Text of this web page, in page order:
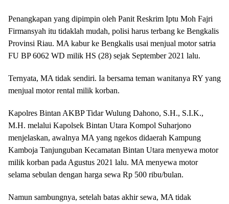
Penangkapan yang dipimpin oleh Panit Reskrim Iptu Moh Fajri
Firmansyah itu tidaklah mudah, polisi harus terbang ke Bengkalis
Provinsi Riau. MA kabur ke Bengkalis usai menjual motor satria
FU BP 6062 WD milik HS (28) sejak September 2021 lalu.
Ternyata, MA tidak sendiri. Ia bersama teman wanitanya RY yang
menjual motor rental milik korban.
Kapolres Bintan AKBP Tidar Wulung Dahono, S.H., S.I.K.,
M.H. melalui Kapolsek Bintan Utara Kompol Suharjono
menjelaskan, awalnya MA yang ngekos didaerah Kampung
Kamboja Tanjunguban Kecamatan Bintan Utara menyewa motor
milik korban pada Agustus 2021 lalu. MA menyewa motor
selama sebulan dengan harga sewa Rp 500 ribu/bulan.
Namun sambungnya, setelah batas akhir sewa, MA tidak